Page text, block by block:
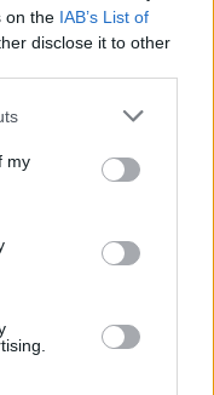
on the IAB’s List of
disclose it to other
my
αντιδράσεις
του
επιτέλους
κατέβασαν
το όνομα
‑ Πώς τη